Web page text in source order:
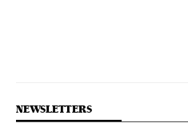
NEWSLETTERS